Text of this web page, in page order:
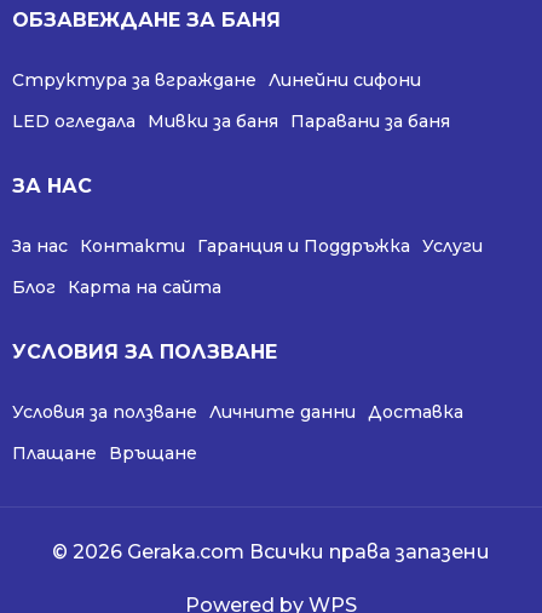
ОБЗАВЕЖДАНЕ ЗА БАНЯ
Структура за вграждане
Линейни сифони
LED огледала
Мивки за баня Паравани за баня
ЗА НАС
За нас Контакти Гаранция и Поддръжка
Услуги
Блог
Карта на сайта
УСЛОВИЯ ЗА ПОЛЗВАНЕ
Условия за ползване Личните данни
Доставка
Плащане
Връщане
© 2026 Geraka.com Всички права запазени
Powered by WPS